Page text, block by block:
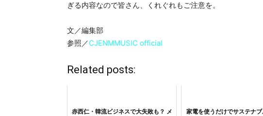
ぎる内容なので皆さん、くれぐれもご注意を。
文／編集部
参照／CJENMMUSIC official
Related posts:
赤西仁・韓流ビジネスで大失敗も？ メ
家電を使うだけでサステナ